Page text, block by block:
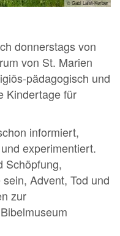
© Gabi Laist-Kerber
donnerstags von
von St. Marien
pädagogisch und
Kindertage für
informiert,
experimentiert.
Schöpfung,
Advent, Tod und
zur